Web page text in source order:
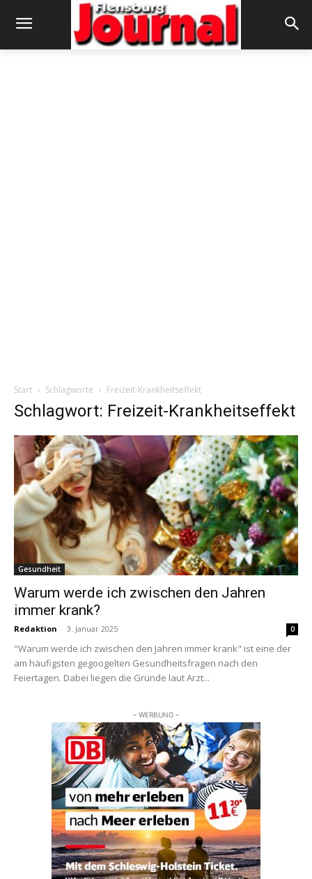
Start Schlagworte Freizeit-Krankheitseffekt
Schlagwort: Freizeit-Krankheitseffekt
Gesundheit
Warum werde ich zwischen den Jahren
immer krank?
Redaktion - 3. Januar 2025 0
"Warum werde ich zwischen den Jahren immer krank" ist eine der
am häufigsten gegoogelten Gesundheitsfragen nach den
Feiertagen. Dabei liegen die Gründe laut Arzt...
– WERBUNG –